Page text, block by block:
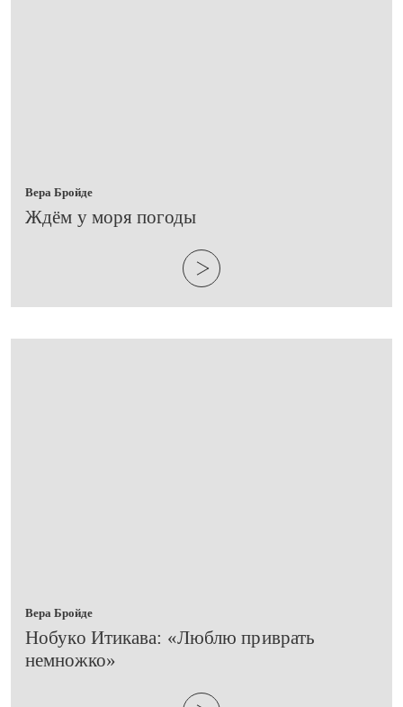
Вера Бройде
​Ждём у моря погоды
Вера Бройде
​Нобуко Итикава: «Люблю приврать
немножко»